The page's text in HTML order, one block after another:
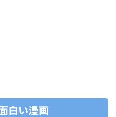
白い漫画